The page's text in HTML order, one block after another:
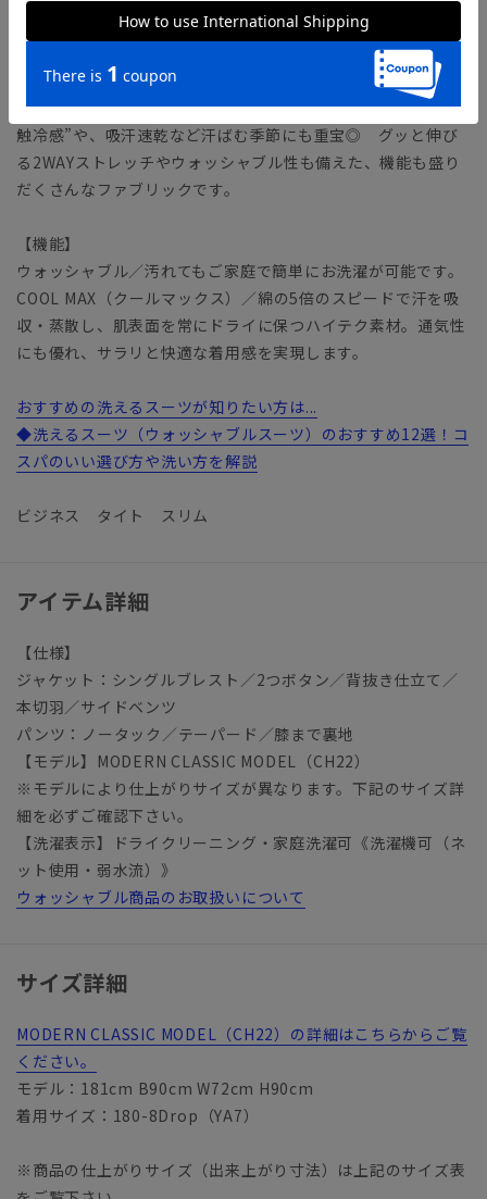
清涼感のあるトロピカル生地を使用。一般的なポリエステルよ
りも細い糸を使用し、軽やか＆ウールのようなハリ感のある風
合いに仕上げました。着用した際にひんやり冷たく感じる“接
触冷感”や、吸汗速乾など汗ばむ季節にも重宝◎ グッと伸び
る2WAYストレッチやウォッシャブル性も備えた、機能も盛り
だくさんなファブリックです。
【機能】
ウォッシャブル／汚れてもご家庭で簡単にお洗濯が可能です。
COOL MAX（クールマックス）／綿の5倍のスピードで汗を吸
収・蒸散し、肌表面を常にドライに保つハイテク素材。通気性
にも優れ、サラリと快適な着用感を実現します。
おすすめの洗えるスーツが知りたい方は...
◆洗えるスーツ（ウォッシャブルスーツ）のおすすめ12選！コ
スパのいい選び方や洗い方を解説
ビジネス タイト スリム
アイテム詳細
【仕様】
ジャケット：シングルブレスト／2つボタン／背抜き仕立て／
本切羽／サイドベンツ
パンツ：ノータック／テーパード／膝まで裏地
【モデル】MODERN CLASSIC MODEL（CH22）
※モデルにより仕上がりサイズが異なります。下記のサイズ詳
細を必ずご確認下さい。
【洗濯表示】ドライクリーニング・家庭洗濯可《洗濯機可（ネ
ット使用・弱水流）》
ウォッシャブル商品のお取扱いについて
サイズ詳細
MODERN CLASSIC MODEL（CH22）の詳細はこちらからご覧
ください。
モデル：181cm B90cm W72cm H90cm
着用サイズ：180-8Drop（YA7）
※商品の仕上がりサイズ（出来上がり寸法）は上記のサイズ表